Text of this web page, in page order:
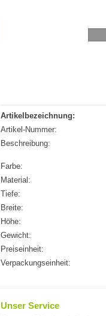
Artikelbezeichnung:
Artikel-Nummer:
Beschreibung:
Farbe:
Material:
Tiefe:
Breite:
Höhe:
Gewicht:
Preiseinheit:
Verpackungseinheit:
Unser Service